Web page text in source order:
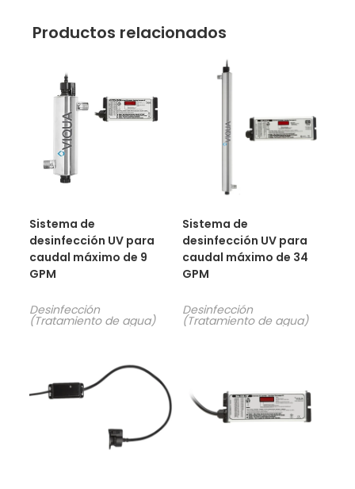
Productos relacionados
Sistema de
desinfección UV para
caudal máximo de 9
GPM
Desinfección
(Tratamiento de agua)
Sistema de
desinfección UV para
caudal máximo de 34
GPM
Desinfección
(Tratamiento de agua)